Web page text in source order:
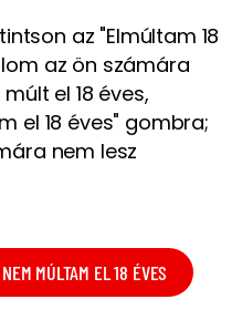
az "Elmúltam 18
az ön számára
el 18 éves,
el 18 éves" gombra;
nem lesz
NEM MÚLTAM EL 18 ÉVES